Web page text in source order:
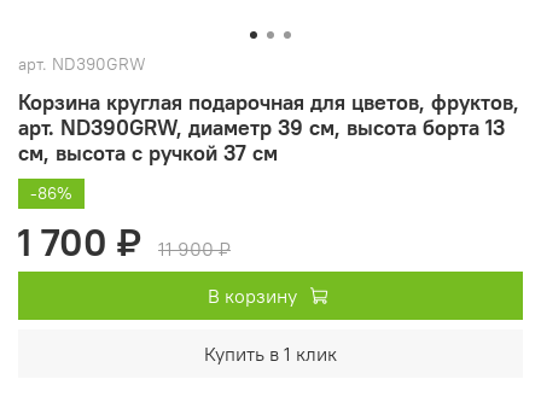
арт. ND390GRW
Корзина круглая подарочная для цветов, фруктов,
арт. ND390GRW, диаметр 39 см, высота борта 13
см, высота с ручкой 37 см
-86%
1 700 ₽
11 900 ₽
В корзину
Купить в 1 клик